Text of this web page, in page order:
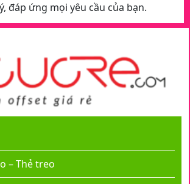
đáp ứng mọi yêu cầu của bạn.
– Thẻ treo